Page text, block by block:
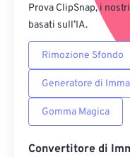
Prova ClipSnap, i
basati sull’IA.
Rimozione Sfondo
Generatore di
Gomma Magica
Convertitore di